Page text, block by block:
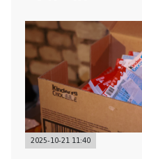
2025-10-21 11:40